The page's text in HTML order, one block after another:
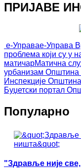
ПРИЈАВЕ
е-Управае-Управа
проблема који су у
матичарМатична
урбанизам Општина
Инспекције
Буџетски портал
Популарно
"Здравље није